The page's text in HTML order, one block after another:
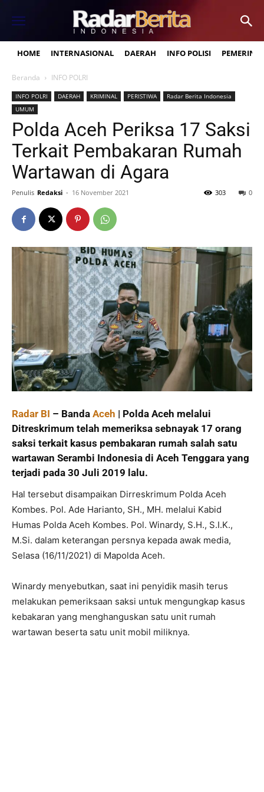
HOME INTERNASIONAL DAERAH INFO POLISI
Beranda INFO POLRI
INFO POLRI DAERAH KRIMINAL PERISTIWA
Radar Berita Indonesia
UMUM
Polda Aceh Periksa 17 Saksi
Terkait Pembakaran Rumah
Wartawan di Agara
Penulis Redaksi - 16 November 2021 0
303
Radar BI – Banda Aceh | Polda Aceh melalui
Ditreskrimum telah memeriksa sebnayak 17 orang
saksi terkait kasus pembakaran rumah salah satu
wartawan Serambi Indonesia di Aceh Tenggara yang
terjadi pada 30 Juli 2019 lalu.
Hal tersebut disampaikan Dirreskrimum Polda Aceh
Kombes. Pol. Ade Harianto, SH., MH. melalui Kabid
Humas Polda Aceh Kombes. Pol. Winardy, S.H., S.I.K.,
M.Si. dalam keterangan persnya kepada awak media,
Selasa (16/11/2021) di Mapolda Aceh.
Winardy menyebutkan, saat ini penyidik masih terus
melakukan pemeriksaan saksi untuk mengungkap kasus
kebakaran yang menghanguskan satu unit rumah
wartawan beserta satu unit mobil miliknya.